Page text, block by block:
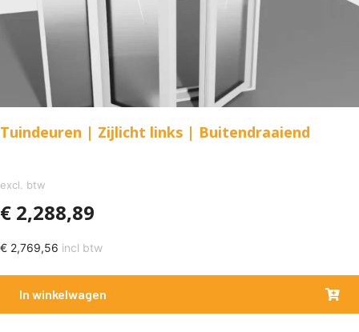
Tuindeuren | Zijlicht links | Buitendraaiend
excl. btw
€ 2,288,89
€ 2,769,56 incl btw
In winkelwagen